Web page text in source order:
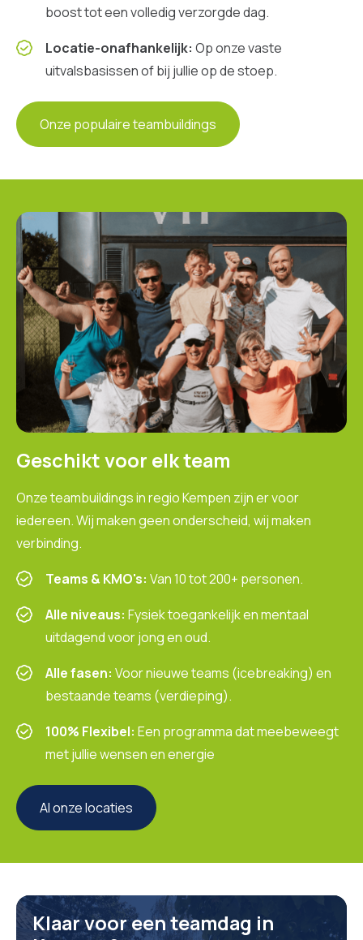
boost tot een volledig verzorgde dag.
Locatie-onafhankelijk: Op onze vaste
uitvalsbasissen of bij jullie op de stoep.
Onze populaire teambuildings
Geschikt voor elk team
Onze teambuildings in regio Kempen zijn er voor
iedereen. Wij maken geen onderscheid, wij maken
verbinding.
Teams & KMO's: Van 10 tot 200+ personen.
Alle niveaus: Fysiek toegankelijk en mentaal
uitdagend voor jong en oud.
Alle fasen: Voor nieuwe teams (icebreaking) en
bestaande teams (verdieping).
100% Flexibel: Een programma dat meebeweegt
met jullie wensen en energie
Al onze locaties
Klaar voor een teamdag in